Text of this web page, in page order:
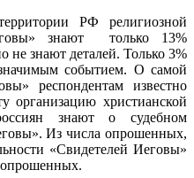
РФ религиозной
знают только 13%
не знают деталей. Только 3%
событием. О самой
респондентам известно
организацию христианской
знают о судебном
Из числа опрошенных,
«Свидетелей Иеговы»
опрошенных.